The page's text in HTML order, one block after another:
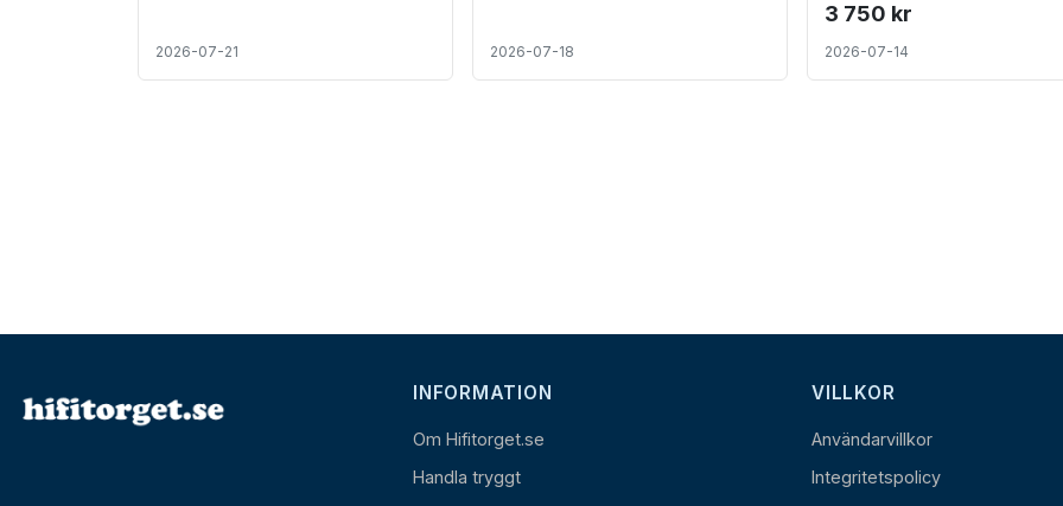
2026-07-21 2026-07-18
3 750 kr
2026-07-14
INFORMATION
Om Hifitorget.se
Handla tryggt
VILLKOR
Användarvillkor
Integritetspolicy